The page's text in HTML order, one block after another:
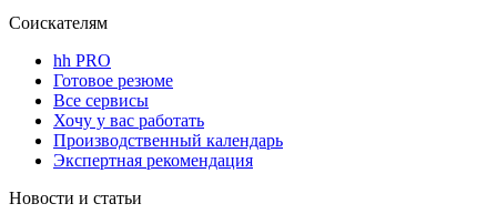
Соискателям
hh PRO
Готовое резюме
Все сервисы
Хочу у вас работать
Производственный календарь
Экспертная рекомендация
Новости и статьи